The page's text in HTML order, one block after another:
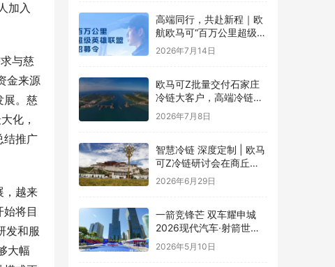
加入
与慈
金来源
展。慈
化，
结推广
，越来
将目
发和服
大幅
高端同行，共赴新程｜欧
航欧马可“百万公里超级英
雄联盟”全球招募正式启动
2026年7月14日
欧马可Z批量交付石家庄
冷链大客户，高端冷链运
力赋能京津冀“鲜”锋物流
2026年7月8日
智慧冷链 深度定制 | 欧马
可Z冷链研讨会在商丘举
行，新能源纯电平台赋能
冷链物流行业升级
2026年6月29日
一箭竞锋芒 双车耀申城
2026现代汽车·射箭世界
杯赛上海站圆满落幕
2026年5月10日